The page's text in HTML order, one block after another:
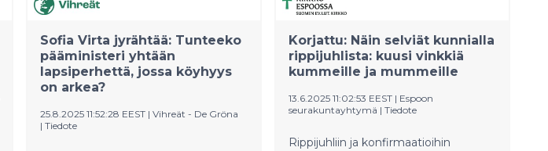
Sofia Virta jyrähtää: Tunteeko
pääministeri yhtään
lapsiperhettä, jossa köyhyys
on arkea?
25.8.2025 11:52:28 EEST | Vihreät - De Gröna
| Tiedote
Korjattu: Näin selviät kunnialla
rippijuhlista: kuusi vinkkiä
kummeille ja mummeille
13.6.2025 11:02:53 EEST | Espoon
seurakuntayhtymä | Tiedote
Rippijuhliin ja konfirmaatioihin